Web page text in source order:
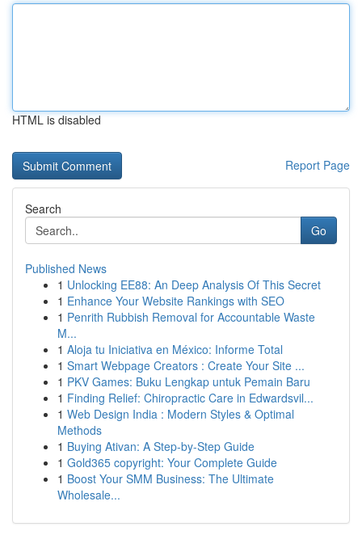
HTML is disabled
Report Page
Search
Go
Published News
1 Unlocking EE88: An Deep Analysis Of This Secret
1 Enhance Your Website Rankings with SEO
1 Penrith Rubbish Removal for Accountable Waste
M...
1 Aloja tu Iniciativa en México: Informe Total
1 Smart Webpage Creators : Create Your Site ...
1 PKV Games: Buku Lengkap untuk Pemain Baru
1 Finding Relief: Chiropractic Care in Edwardsvil...
1 Web Design India : Modern Styles & Optimal
Methods
1 Buying Ativan: A Step-by-Step Guide
1 Gold365 copyright: Your Complete Guide
1 Boost Your SMM Business: The Ultimate
Wholesale...